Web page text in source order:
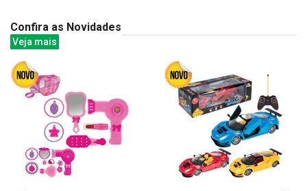
Confira as Novidades
Veja mais